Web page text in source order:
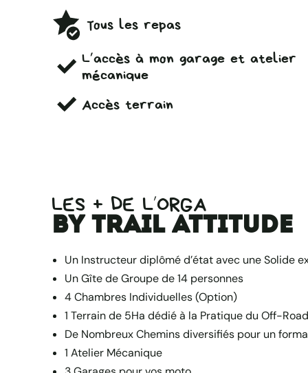
Tous les repas
L’accès à mon garage et atelier
mécanique
Accès terrain
LES + DE L’ORGA
by Trail Attitude
Un Instructeur diplômé d’état avec une Solide
Un Gîte de Groupe de 14 personnes
4 Chambres Individuelles (Option)
1 Terrain de 5Ha dédié à la Pratique du Off-
De Nombreux Chemins diversifiés pour un
1 Atelier Mécanique